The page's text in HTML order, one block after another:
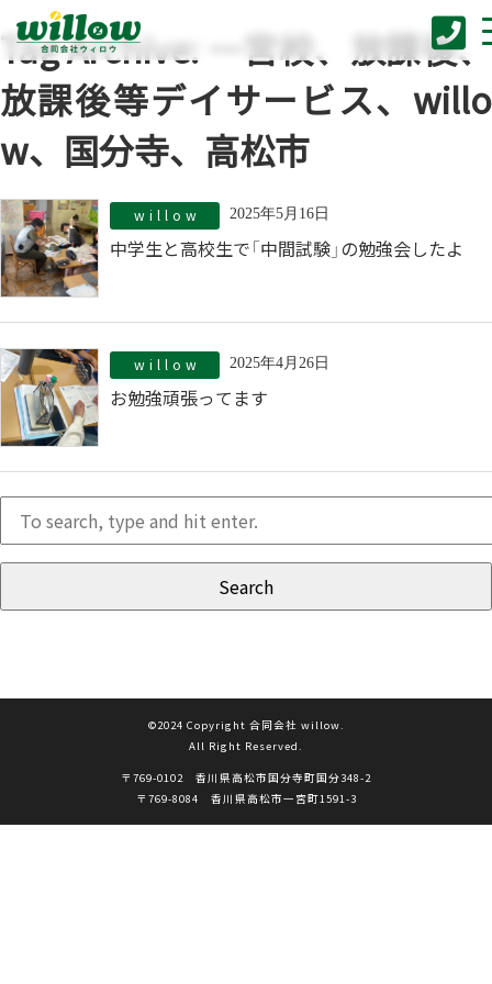
Tag Archive: 一宮校、放課後、
放課後等デイサービス、willo
w、国分寺、高松市
willow 2025年5月16日
中学生と高校生で「中間試験」の勉強会したよ
willow 2025年4月26日
お勉強頑張ってます
Search
©2024 Copyright 合同会社 willow.
All Right Reserved.
〒769-0102 香川県高松市国分寺町国分348-2
〒769-8084 香川県高松市一宮町1591-3